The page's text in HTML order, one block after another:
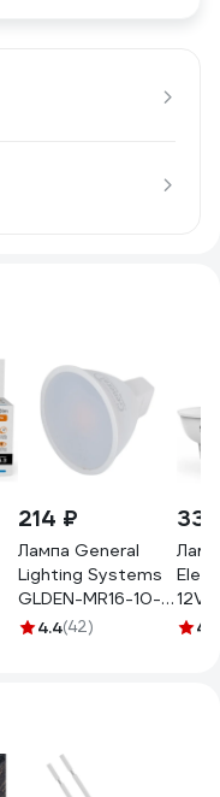
214 ₽
Лампа General
Lighting Systems
GLDEN-MR16-10-
GU5.3-12-3000
4.4(42)
12V
4.8